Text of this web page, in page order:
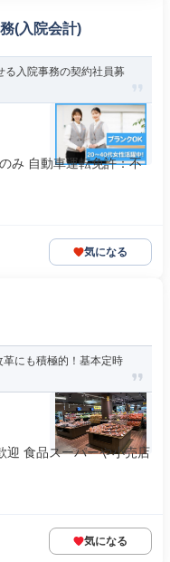
(入院会計)
る入院事務の契約社員募
み 自動車運転免許：不
気になる
にも積極的！基本定時
迎 食品スーパーや小売店
気になる